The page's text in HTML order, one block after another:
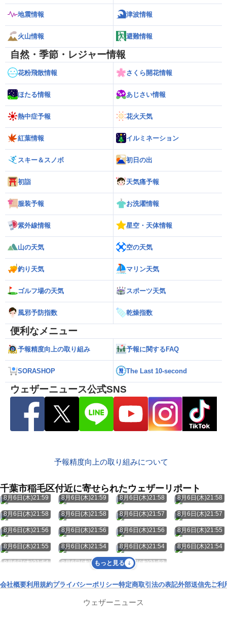
地震情報 津波情報
火山情報 避難情報
自然・季節・レジャー情報
花粉飛散情報 さくら開花情報
ほたる情報 あじさい情報
熱中症予報 花火天気
紅葉情報 イルミネーション
スキー＆スノボ 初日の出
初詣 天気痛予報
服装予報 お洗濯情報
紫外線情報 星空・天体情報
山の天気 空の天気
釣り天気 マリン天気
ゴルフ場の天気 スポーツ天気
風邪予防指数 乾燥指数
便利なメニュー
予報精度向上の取り組み 予報に関するFAQ
SORASHOP The Last 10-second
ウェザーニュース公式SNS
予報精度向上の取り組みについて
千葉市稲毛区付近に寄せられたウェザーリポート
8月6日(木)21:59 8月6日(木)21:59 8月6日(木)21:58 8月6日(木)21:58
8月6日(木)21:58 8月6日(木)21:58 8月6日(木)21:57 8月6日(木)21:57
8月6日(木)21:56 8月6日(木)21:56 8月6日(木)21:56 8月6日(木)21:55
8月6日(木)21:55 8月6日(木)21:54 8月6日(木)21:54 8月6日(木)21:54
8月6日(木)21:54 8月6日(木)21:53 8月6日(木)21:53
もっと見る
会社概要利用規約プライバシーポリシー特定商取引法の表記外部送信先ご利
ウェザーニュース